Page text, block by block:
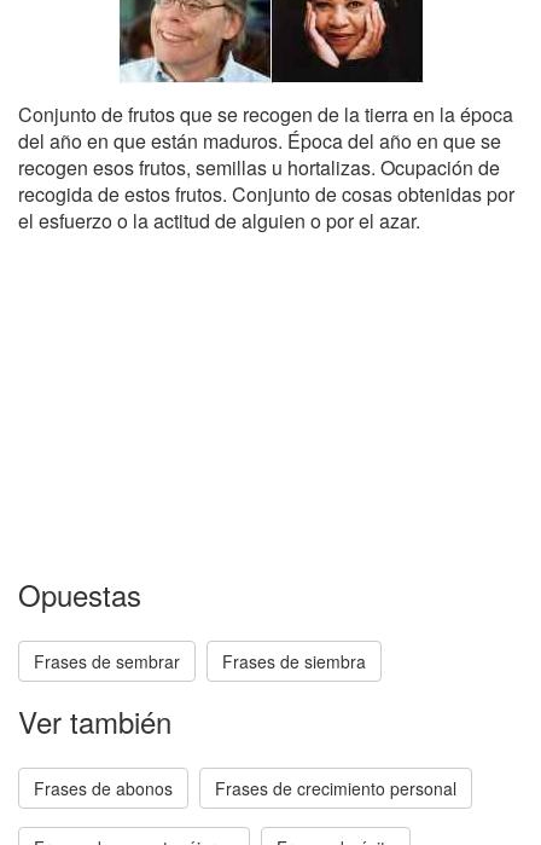
Conjunto de frutos que se recogen de la tierra en la época
del año en que están maduros. Época del año en que se
recogen esos frutos, semillas u hortalizas. Ocupación de
recogida de estos frutos. Conjunto de cosas obtenidas por
el esfuerzo o la actitud de alguien o por el azar.
Opuestas
Frases de sembrar Frases de siembra
Ver también
Frases de abonos Frases de crecimiento personal